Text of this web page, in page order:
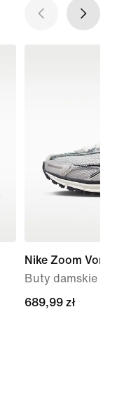
Nike Zoom
Buty damskie
689,99 zł
689,99 zł